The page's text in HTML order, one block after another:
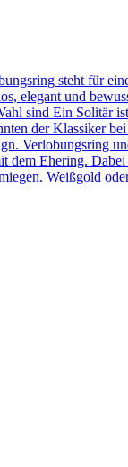
steht für
elegant und
sind Ein
der Klassiker
Verlobungsring
Ehering.
Weißgold